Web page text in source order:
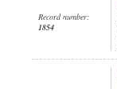
Record number:
1854